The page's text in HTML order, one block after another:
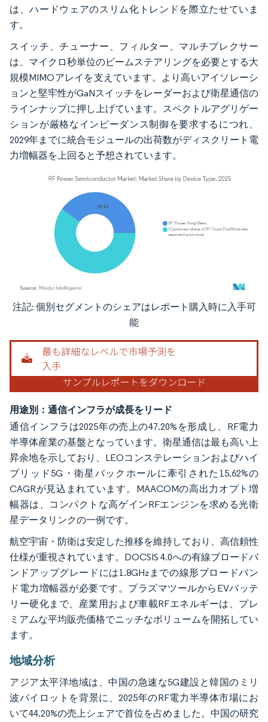
は、ハードウェアのスリム化トレンドを際立たせていま
す。
スイッチ、チューナー、フィルター、マルチプレクサー
は、マイクロ秒単位のビームステアリングを必要とする大
規模MIMOアレイを支えています。より高いアイソレーシ
ョンと堅牢性がGaNスイッチをレーダーおよび衛星通信の
ラインナップに押し上げています。スペクトルアグリゲー
ションが厳格なインピーダンス制御を要求するにつれ、
2029年までに統合モジュールの出荷数がディスクリート電
力増幅器を上回ると予想されています。
画像 © Mordor Intelligence。再利用にはCC BY 4.0の表示が必要です。
注記: 個別セグメントのシェアはレポート購入時に入手可
能
用途別：通信インフラが成長をリード
通信インフラは2025年の売上の47.20%を形成し、RF電力
半導体産業の基盤となっています。衛星通信は最も高い上
昇余地を示しており、LEOコンステレーションおよびハイ
ブリッド5G・衛星バックホールに牽引された15.62%の
CAGRが見込まれています。MAACOMの高出力オプト増
幅器は、コンパクトな高ゲインRFエンジンを求める光衛
星データリンクの一例です。
航空宇宙・防衛は安定した推移を維持しており、高信頼性
仕様が重視されています。DOCSIS 4.0への有線ブロードバ
ンドアップグレードには1.8GHzまでの線形ブロードバン
ド電力増幅器が必要です。プラズマツールからEVバッテ
リー硬化まで、産業用および車載RFエネルギーは、プレ
ミアムな平均販売価格でニッチなボリュームを開拓してい
ます。
地域分析
アジア太平洋地域は、中国の急速な5G建設と韓国のミリ
波パイロットを背景に、2025年のRF電力半導体市場にお
いて44.20%の売上シェアで首位を占めました。中国の研究